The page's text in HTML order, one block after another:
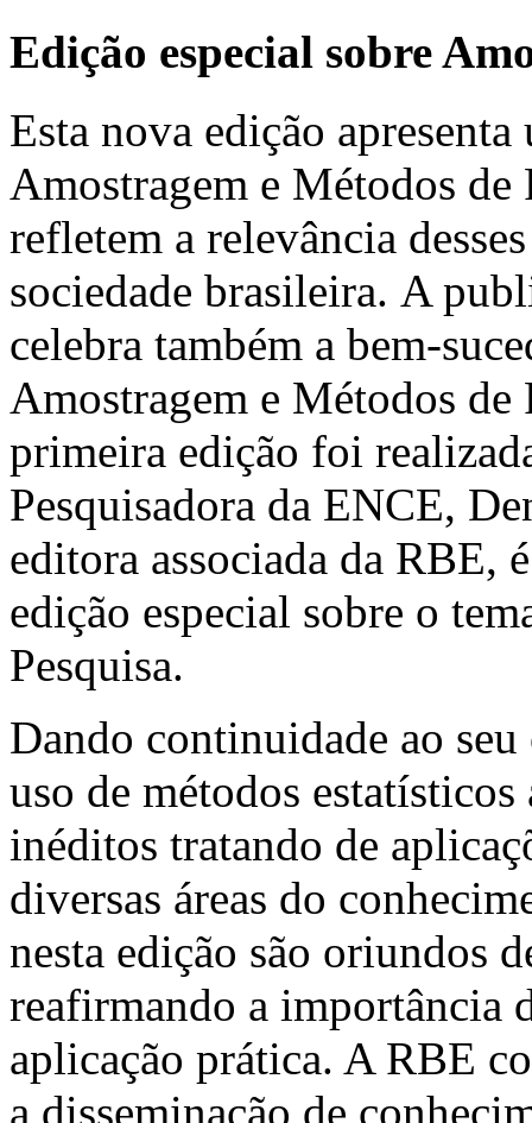
Edição especial sobre
Esta nova edição
Amostragem e Métodos de
refletem a relevância
sociedade brasileira. A
celebra também a bem-
Amostragem e Métodos
primeira edição foi
Pesquisadora da ENCE,
editora associada da RBE,
edição especial sobre o
Pesquisa.
Dando continuidade ao
uso de métodos
inéditos tratando de
diversas áreas do
nesta edição são oriundos
reafirmando a importância
aplicação prática. A RBE
a disseminação de